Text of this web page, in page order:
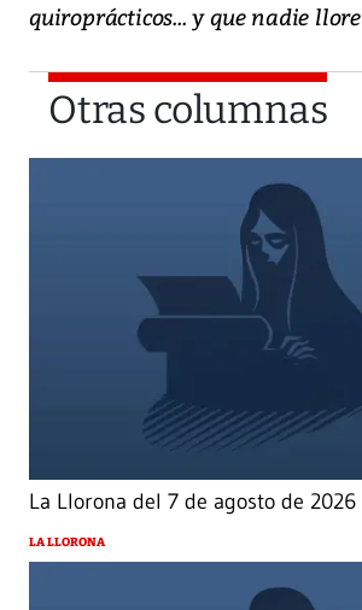
quiroprácticos... y que nadie llore
Otras columnas
La Llorona del 7 de agosto de 2026
LA LLORONA